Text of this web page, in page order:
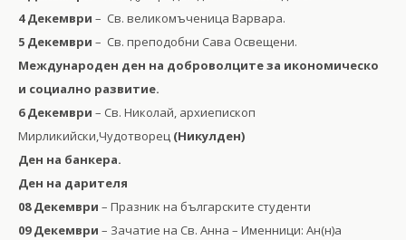
4 Декември – Св. великомъченица Варвара.
5 Декември – Св. преподобни Сава Освещени.
Международен ден на доброволците за икономическо
и социално развитие.
6 Декември – Св. Николай, архиепископ
Мирликийски,Чудотворец (Никулден)
Ден на банкера.
Ден на дарителя
08 Декември – Празник на българските студенти
09 Декември – Зачатие на Св. Анна – Именници: Ан(н)а